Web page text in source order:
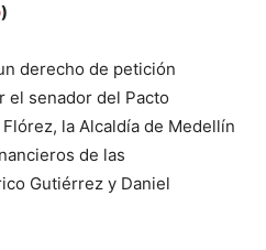
)
derecho de petición
el senador del Pacto
la Alcaldía de Medellín
de las
Gutiérrez y Daniel